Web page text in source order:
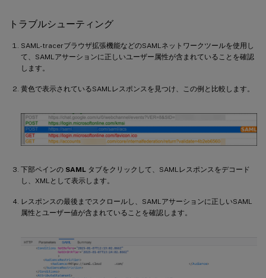
トラブルシューティング
SAML-tracerブラウザ拡張機能などのSAMLネットワークツールを使用し
て、SAMLアサーションに正しいユーザー属性が含まれていることを確認
します。
黄色で表示されているSAMLレスポンスを見つけ、この例と比較します。
下部ペインの SAML タブをクリックして、SAMLレスポンスをデコード
し、XMLとして表示します。
レスポンスの最後までスクロールし、SAMLアサーションに正しいSAML
属性とユーザー値が含まれていることを確認します。